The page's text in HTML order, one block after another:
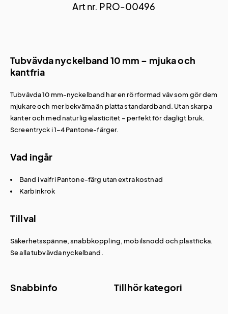
Art nr. PRO-00496
Tubvävda nyckelband 10 mm – mjuka och
kantfria
Tubvävda 10 mm-nyckelband har en rörformad väv som gör dem
mjukare och mer bekväma än platta standardband. Utan skarpa
kanter och med naturlig elasticitet – perfekt för dagligt bruk.
Screentryck i 1–4 Pantone-färger.
Vad ingår
Band i valfri Pantone-färg utan extra kostnad
Karbinkrok
Tillval
Säkerhetsspänne, snabbkoppling, mobilsnodd och plastficka.
Se allatubvävda nyckelband .
Snabbinfo Tillhör kategori